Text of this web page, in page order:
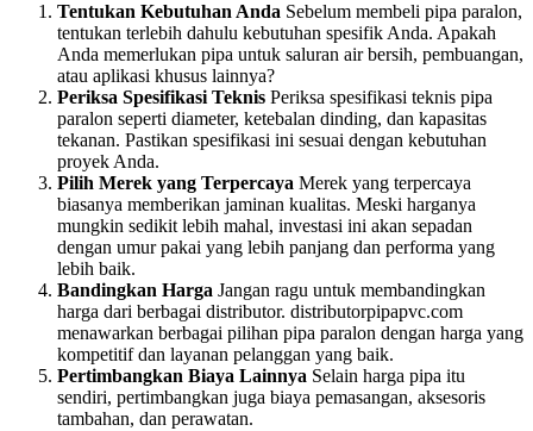
Tentukan Kebutuhan Anda Sebelum membeli pipa paralon,
tentukan terlebih dahulu kebutuhan spesifik Anda. Apakah
Anda memerlukan pipa untuk saluran air bersih, pembuangan,
atau aplikasi khusus lainnya?
Periksa Spesifikasi Teknis Periksa spesifikasi teknis pipa
paralon seperti diameter, ketebalan dinding, dan kapasitas
tekanan. Pastikan spesifikasi ini sesuai dengan kebutuhan
proyek Anda.
Pilih Merek yang Terpercaya Merek yang terpercaya
biasanya memberikan jaminan kualitas. Meski harganya
mungkin sedikit lebih mahal, investasi ini akan sepadan
dengan umur pakai yang lebih panjang dan performa yang
lebih baik.
Bandingkan Harga Jangan ragu untuk membandingkan
harga dari berbagai distributor. distributorpipapvc.com
menawarkan berbagai pilihan pipa paralon dengan harga yang
kompetitif dan layanan pelanggan yang baik.
Pertimbangkan Biaya Lainnya Selain harga pipa itu
sendiri, pertimbangkan juga biaya pemasangan, aksesoris
tambahan, dan perawatan.